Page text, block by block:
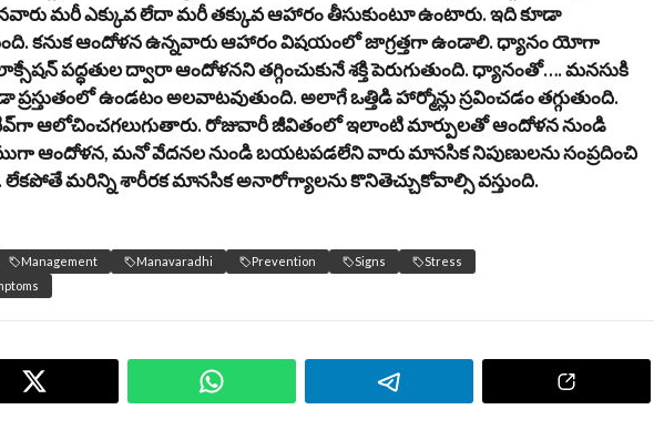
మ‌రీ ఎక్కువ లేదా మ‌రీ త‌క్కువ ఆహారం తీసుకుంటూ ఉంటారు. ఇది కూడా
క‌నుక ఆందోళ‌న ఉన్న‌వారు ఆహారం విషయంలో జాగ్ర‌త్త‌గా ఉండాలి. ధ్యానం యోగా
ప‌ద్ధ‌తుల ద్వారా ఆందోళ‌న‌ని త‌గ్గించుకునే శ‌క్తి పెరుగుతుంది. ధ్యానంతో…. మ‌న‌సుకి
ప్ర‌స్తుతంలో ఉండ‌టం అల‌వాట‌వుతుంది. అలాగే ఒత్తిడి హార్మోన్లు స్ర‌వించ‌డం త‌గ్గుతుంది.
ఆలోచించ‌గ‌లుగుతారు. రోజువారీ జీవితంలో ఇలాంటి మార్పుల‌తో ఆందోళ‌న‌ నుండి
ఆందోళ‌న, మ‌నో వేద‌న‌ల‌ నుండి బ‌య‌ట‌ప‌డ‌లేని వారు మాన‌సిక నిపుణుల‌ను సంప్ర‌దించి
మ‌రిన్ని శారీర‌క మాన‌సిక అనారోగ్యాల‌ను కొనితెచ్చుకోవాల్సి వ‌స్తుంది.
Management Manavaradhi Prevention Signs
Stress